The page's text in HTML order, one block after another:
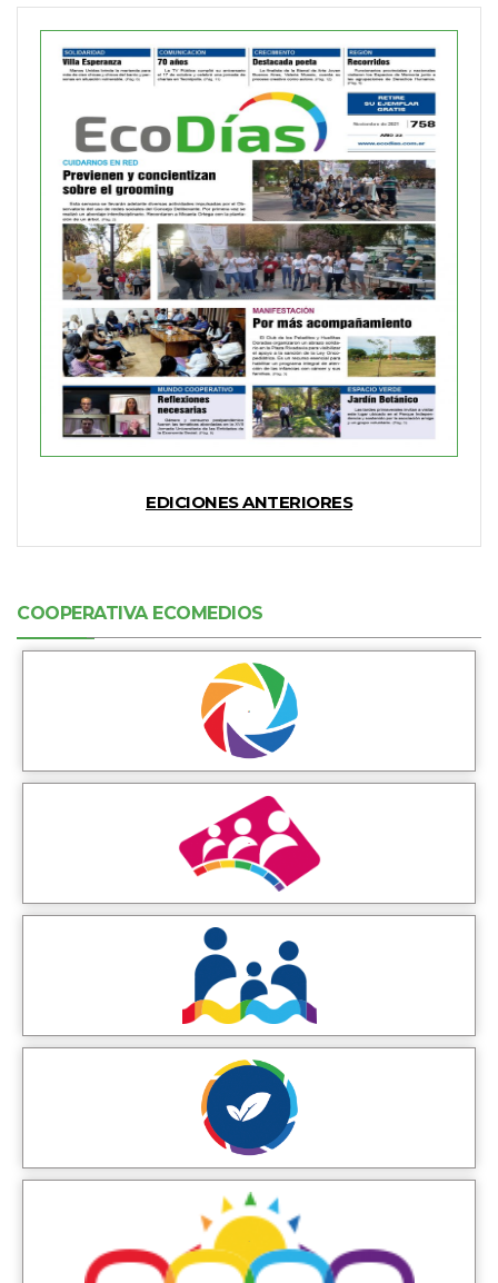
EDICIONES ANTERIORES
COOPERATIVA ECOMEDIOS